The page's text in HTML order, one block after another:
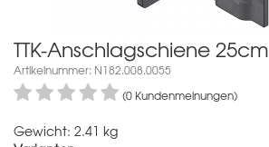
TTK-Anschlagschiene 25cm
Artikelnummer: N182.008.0055
(0 Kundenmeinungen)
Gewicht: 2.41 kg